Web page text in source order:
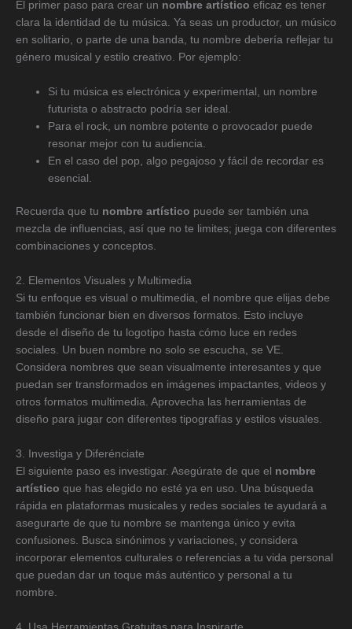
El primer paso para crear un nombre artístico eficaz es tener
clara la identidad de tu música. Ya seas un productor, un músico
en solitario, o parte de una banda, tu nombre debería reflejar tu
género musical y estilo creativo. Por ejemplo:
Si tu música es electrónica y experimental, un nombre
futurista o abstracto podría ser ideal.
Para el rock, un nombre potente o provocador puede
resonar mejor con tu audiencia.
En el caso del pop, algo pegajoso y fácil de recordar es
esencial.
Recuerda que tu nombre artístico puede ser también una
mezcla de influencias, así que no te limites; juega con diferentes
combinaciones y conceptos.
2. Elementos Visuales y Multimedia
Si tu enfoque es visual o multimedia, el nombre que elijas debe
también funcionar bien en diversos formatos. Esto incluye
desde el diseño de tu logotipo hasta cómo luce en redes
sociales. Un buen nombre no solo se escucha, se VE.
Considera nombres que sean visualmente interesantes y que
puedan ser transformados en imágenes impactantes, videos y
otros formatos multimedia. Aprovecha las herramientas de
diseño para jugar con diferentes tipografías y estilos visuales.
3. Investiga y Diferénciate
El siguiente paso es investigar. Asegúrate de que el nombre
artístico que has elegido no esté ya en uso. Una búsqueda
rápida en plataformas musicales y redes sociales te ayudará a
asegurarte de que tu nombre se mantenga único y evita
confusiones. Busca sinónimos y variaciones, y considera
incorporar elementos culturales o referencias a tu vida personal
que puedan dar un toque más auténtico y personal a tu
nombre.